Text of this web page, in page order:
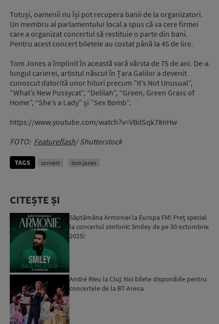
Totuși, oamenii nu își pot recupera banii de la organizatori.
Un membru al parlamentului local a spus că va cere firmei
care a organizat concertul să restituie o parte din bani.
Pentru acest concert biletele au costat până la 45 de lire.
Tom Jones a împlinit în această vară vârsta de 75 de ani. De-a
lungul carierei, artistul născut în Țara Galilor a devenit
cunoscut datorită unor hituri precum ”It’s Not Unusual”,
“What’s New Pussycat”, “Delilah”, “Green, Green Grass of
Home”, “She’s a Lady” și ”Sex Bomb”.
https://www.youtube.com/watch?v=VBdSqk78nHw
FOTO: Featureflash/ Shutterstock
TAGS concert tom jones
CITEȘTE ȘI
Săptămâna Armoniei la Europa FM! Preț special
la concertul simfonic Smiley de pe 30 octombrie
2025!
André Rieu la Cluj: Noi bilete disponibile pentru
concertele de la BT-Arena